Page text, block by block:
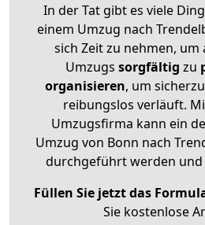
In der Tat gibt es viele
einem Umzug nach
sich Zeit zu nehmen, um
Umzugs sorgfältig zu
organisieren, um
reibungslos verläuft.
Umzugsfirma kann ein
Umzug von Bonn nach
durchgeführt werden
Füllen Sie jetzt das
Sie kostenlose